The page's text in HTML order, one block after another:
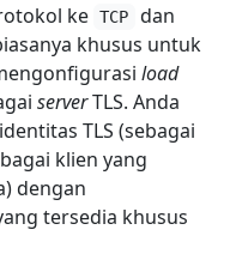
ke TCP
dan
khusus untuk
load
serverTLS. Anda
TLS (sebagai
klien yang
dengan
tersedia khusus